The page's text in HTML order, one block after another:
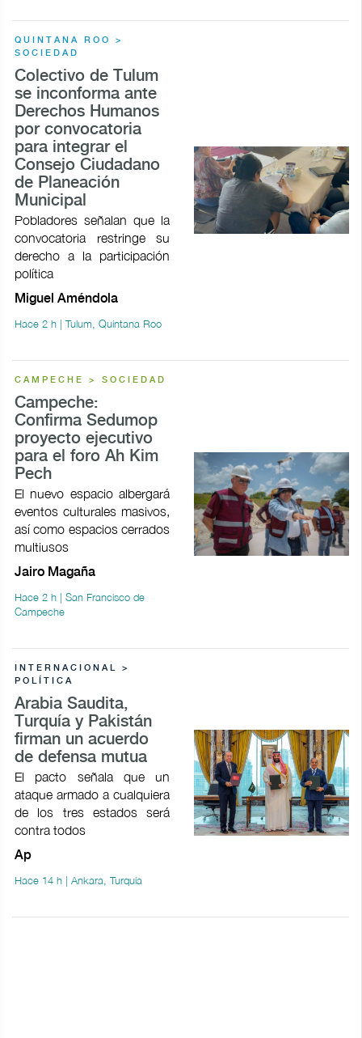
QUINTANA ROO >
SOCIEDAD
Colectivo de Tulum
se inconforma ante
Derechos Humanos
por convocatoria
para integrar el
Consejo Ciudadano
de Planeación
Municipal
Pobladores señalan que la
convocatoria restringe su
derecho a la participación
política
Miguel Améndola
Hace 2 h | Tulum, Quintana Roo
CAMPECHE > SOCIEDAD
Campeche:
Confirma Sedumop
proyecto ejecutivo
para el foro Ah Kim
Pech
El nuevo espacio albergará
eventos culturales masivos,
así como espacios cerrados
multiusos
Jairo Magaña
Hace 2 h | San Francisco de
Campeche
INTERNACIONAL >
POLÍTICA
Arabia Saudita,
Turquía y Pakistán
firman un acuerdo
de defensa mutua
El pacto señala que un
ataque armado a cualquiera
de los tres estados será
contra todos
Ap
Hace 14 h | Ankara, Turquía